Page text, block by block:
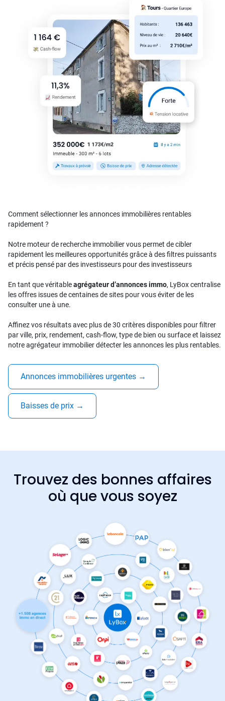
Comment sélectionner les annonces immobilières rentables
rapidement ?
Notre moteur de recherche immobilier vous permet de cibler
rapidement les meilleures opportunités grâce à des filtres puissants
et précis pensé par des investisseurs pour des investisseurs
En tant que véritableagrégateur d’annonces immo, LyBox centralise
les offres issues de centaines de sites pour vous éviter de les
consulter une à une.
Affinez vos résultats avec plus de 30 critères disponibles pour filtrer
par ville, prix, rendement, cash-flow, type de bien ou surface et laissez
notre agrégateur immobilier détecter les annonces les plus rentables.
Annonces immobilières urgentes →
Baisses de prix →
Trouvez des bonnes affaires
où que vous soyez